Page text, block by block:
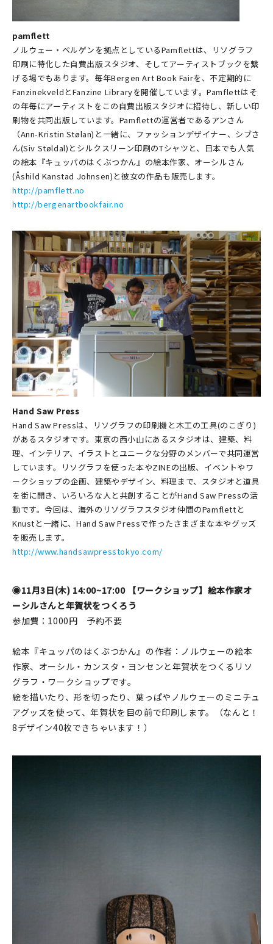
pamflett
ノルウェー・ベルゲンを拠点としているPamflettは、リソグラフ
印刷に特化した自費出版スタジオ、そしてアーティストブックを繋
げる場でもあります。毎年Bergen Art Book Fairを、不定期的に
FanzinekveldとFanzine Libraryを開催しています。Pamflettはそ
の年毎にアーティストをこの自費出版スタジオに招待し、新しい印
刷物を共同出版しています。Pamflettの運営者であるアンさん
（Ann-Kristin Stølan)と一緒に、ファッションデザイナー、シブさ
ん(Siv Støldal)とシルクスリーン印刷のTシャツと、日本でも人気
の絵本『キュッパのはくぶつかん』の絵本作家、オーシルさん
(Åshild Kanstad Johnsen)と彼女の作品も販売します。
http://pamflett.no
http://bergenartbookfair.no
Hand Saw Press
Hand Saw Pressは、リソグラフの印刷機と木工の工具(のこぎり)
があるスタジオです。東京の西小山にあるスタジオは、建築、料
理、インテリア、イラストとユニークな分野のメンバーで共同運営
しています。リソグラフを使った本やZINEの出版、イベントやワ
ークショップの企画、建築やデザイン、料理まで、スタジオと道具
を街に開き、いろいろな人と共創することがHand Saw Pressの活
動です。今回は、海外のリソグラフスタジオ仲間のPamflettと
Knustと一緒に、Hand Saw Pressで作ったさまざまな本やグッズ
を販売します。
http://www.handsawpresstokyo.com/
◉11月3日(木) 14:00~17:00 【ワークショップ】絵本作家オ
ーシルさんと年賀状をつくろう
参加費：1000円 予約不要
絵本『キュッパのはくぶつかん』の作者：ノルウェーの絵本
作家、オーシル・カンスタ・ヨンセンと年賀状をつくるリソ
グラフ・ワークショップです。
絵を描いたり、形を切ったり、葉っぱやノルウェーのミニチュ
アグッズを使って、年賀状を目の前で印刷します。（なんと！
8デザイン40枚できちゃいます！）